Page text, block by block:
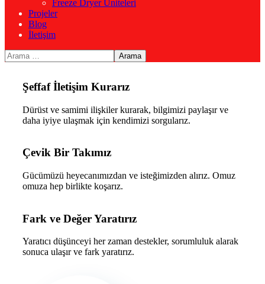
Freeze Dryer Üniteleri
Projeler
Blog
İletişim
Ekibimiz İçin Varız
yaklaşımı ön plana alırız.
Şeffaf İletişim Kurarız
Dürüst ve samimi ilişkiler kurarak, bilgimizi paylaşır ve
daha iyiye ulaşmak için kendimizi sorgularız.
Çevik Bir Takımız
Gücümüzü heyecanımızdan ve isteğimizden alırız. Omuz
omuza hep birlikte koşarız.
Fark ve Değer Yaratırız
Yaratıcı düşünceyi her zaman destekler, sorumluluk alarak
sonuca ulaşır ve fark yaratırız.